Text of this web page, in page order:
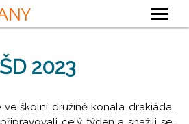
ZÁKLADNÍ ŠKOLA
2023
ve školní družině konala drakiáda.